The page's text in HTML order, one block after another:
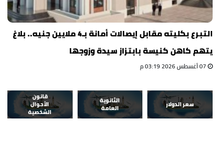
التبرع بكليته مقابل إيصالات أمانة بـ4 ملايين جنيه.. بلاغ
يتهم كاهن كنيسة بابتزاز سيدة وزوجها
سعر الدولار
الثانوية
العامة
قانون
الأحوال
الشخصية